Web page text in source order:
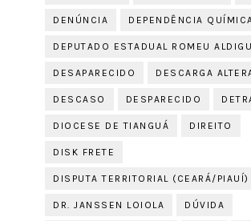
DENÚNCIA DEPENDÊNCIA
DEPUTADO ESTADUAL ROMEU
DESAPARECIDO DESCARGA
DESCASO DESPARECIDO
DIOCESE DE TIANGUÁ DIREITO
DISK FRETE
DISPUTA TERRITORIAL (CEARÁ/PIAUÍ)
DR. JANSSEN LOIOLA DÚVIDA